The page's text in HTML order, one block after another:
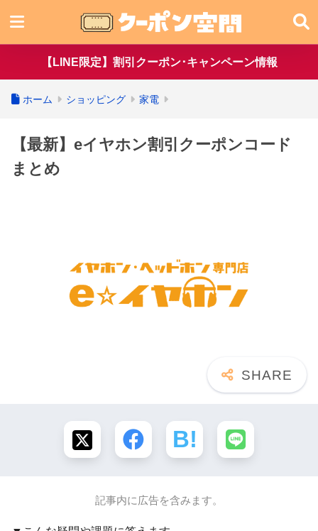
【LINE限定】割引クーポン･キャンペーン情報
ホーム ショッピング 家電
【最新】eイヤホン割引クーポンコード
まとめ
記事内に広告を含みます。